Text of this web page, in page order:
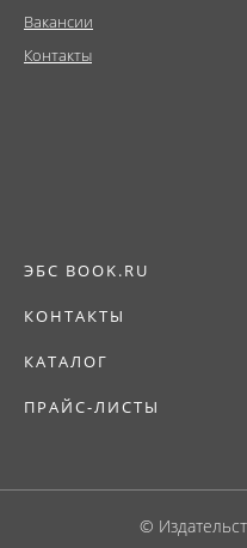
Вакансии
Контакты
ЭБС BOOK.RU
КОНТАКТЫ
КАТАЛОГ
ПРАЙС-ЛИСТЫ
©